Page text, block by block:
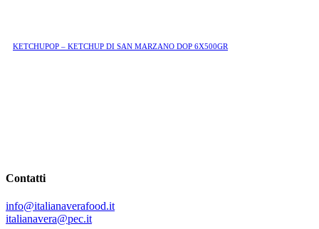
KETCHUPOP – KETCHUP DI SAN MARZANO DOP 6X500GR
Contatti
info@italianaverafood.it
italianavera@pec.it